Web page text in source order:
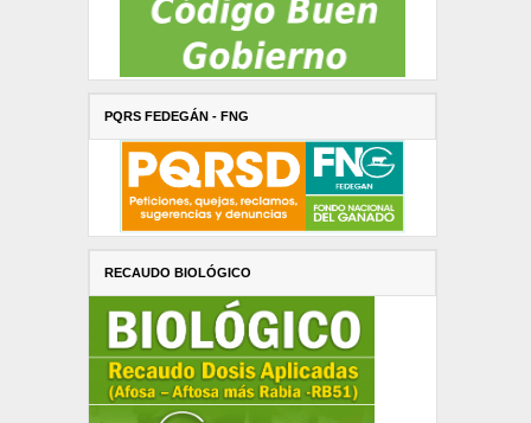
PQRS FEDEGÁN - FNG
RECAUDO BIOLÓGICO